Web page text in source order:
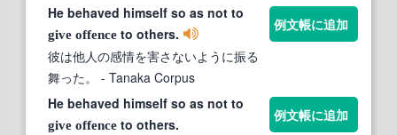
He behaved himself so as not to
give offence to others.
彼は他人の感情を害さないように振る
舞った。
- Tanaka Corpus
例文帳に追加
He behaved himself so as not to
give offence to others.
例文帳に追加